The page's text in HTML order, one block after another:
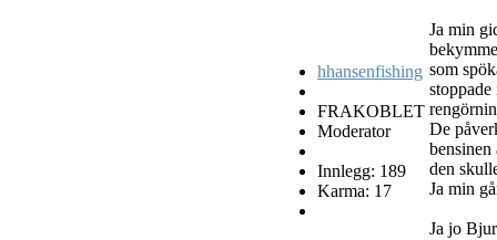
hhansenfishing
FRAKOBLET
Moderator
Innlegg: 189
Karma: 17
Ja min
som
De
den
Ja min
Ja jo